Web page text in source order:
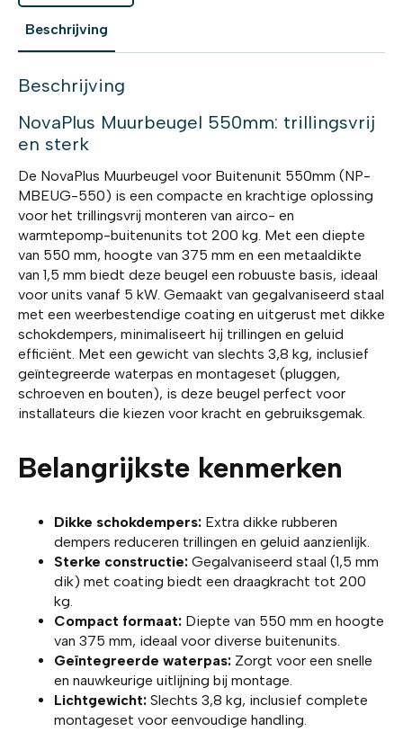
Beschrijving
Beschrijving
NovaPlus Muurbeugel 550mm: trillingsvrij
en sterk
De NovaPlus Muurbeugel voor Buitenunit 550mm (NP-
MBEUG-550) is een compacte en krachtige oplossing
voor het trillingsvrij monteren van airco- en
warmtepomp-buitenunits tot 200 kg. Met een diepte
van 550 mm, hoogte van 375 mm en een metaaldikte
van 1,5 mm biedt deze beugel een robuuste basis, ideaal
voor units vanaf 5 kW. Gemaakt van gegalvaniseerd staal
met een weerbestendige coating en uitgerust met dikke
schokdempers, minimaliseert hij trillingen en geluid
efficiënt. Met een gewicht van slechts 3,8 kg, inclusief
geïntegreerde waterpas en montageset (pluggen,
schroeven en bouten), is deze beugel perfect voor
installateurs die kiezen voor kracht en gebruiksgemak.
Belangrijkste kenmerken
Dikke schokdempers: Extra dikke rubberen
dempers reduceren trillingen en geluid aanzienlijk.
Sterke constructie: Gegalvaniseerd staal (1,5 mm
dik) met coating biedt een draagkracht tot 200
kg.
Compact formaat: Diepte van 550 mm en hoogte
van 375 mm, ideaal voor diverse buitenunits.
Geïntegreerde waterpas: Zorgt voor een snelle
en nauwkeurige uitlijning bij montage.
Lichtgewicht: Slechts 3,8 kg, inclusief complete
montageset voor eenvoudige handling.